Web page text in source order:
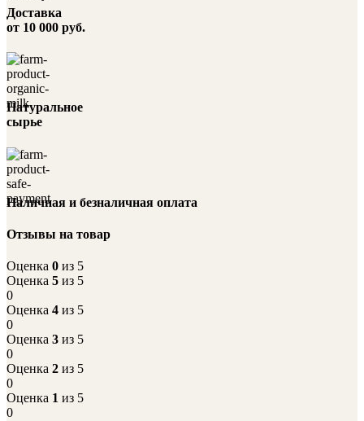
Доставка
от 10 000 руб.
Натуральное
сырье
Наличная и безналичная оплата
Отзывы на товар
Оценка 0 из 5
Оценка 5 из 5
0
Оценка 4 из 5
0
Оценка 3 из 5
0
Оценка 2 из 5
0
Оценка 1 из 5
0